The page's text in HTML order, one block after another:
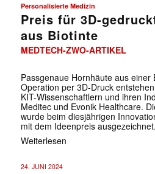
Personalisierte Medizin
Preis für 3D-
aus Biotinte
MEDTECH-ZWO-ARTIKEL
Passgenaue Hornhäute aus einer
Operation per 3D-Druck
KIT-Wissenschaftlern und ihren
Meditec und Evonik Healthcare.
wurde beim diesjährigen
mit dem Ideenpreis ausgezeichnet.
Weiterlesen
24. JUNI 2024